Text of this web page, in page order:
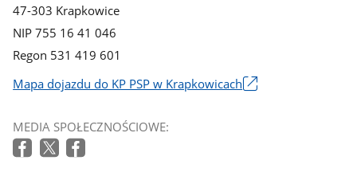
47-303 Krapkowice
NIP 755 16 41 046
Regon 531 419 601
Mapa dojazdu do KP PSP w Krapkowicach
się
w
MEDIA SPOŁECZNOŚCIOWE: